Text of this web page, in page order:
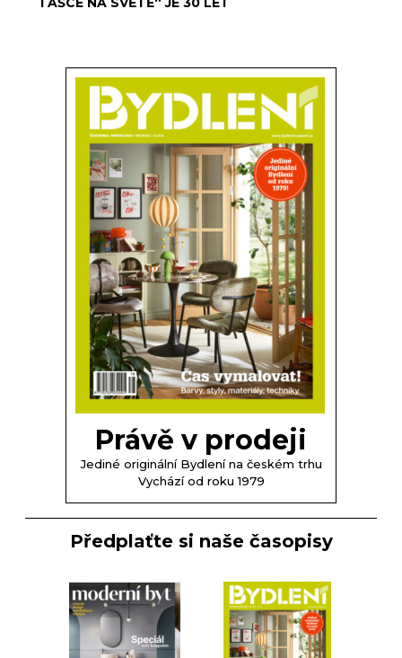
Právě v prodeji
Jediné originální Bydlení na českém trhu
Vychází od roku 1979
Předplaťte si naše časopisy